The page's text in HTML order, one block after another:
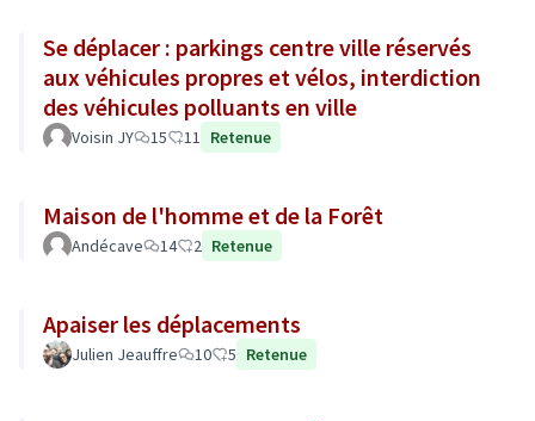
Se déplacer : parkings centre ville réservés
aux véhicules propres et vélos, interdiction
des véhicules polluants en ville
Voisin JY 15 11 Retenue
Maison de l'homme et de la Forêt
Andécave 14 2 Retenue
Apaiser les déplacements
Julien Jeauffre 10 5 Retenue